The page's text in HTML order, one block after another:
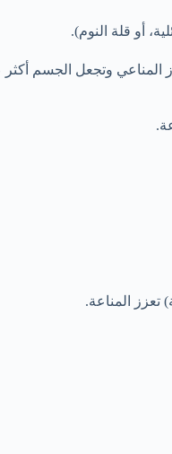
أو قلة النوم).
المناعي وتجعل الجسم
تعزز المناعة.